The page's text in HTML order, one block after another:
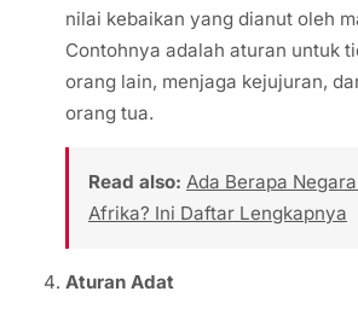
nilai kebaikan yang dianut oleh
Contohnya adalah aturan untuk
orang lain, menjaga kejujuran,
orang tua.
Read also: Ada Berapa
Afrika? Ini Daftar Lengkapnya
Aturan Adat